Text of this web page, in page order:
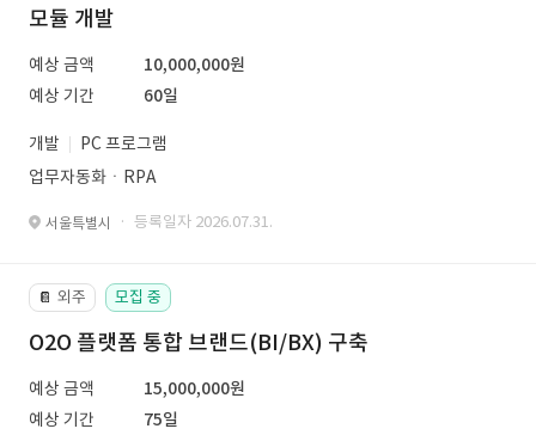
모듈 개발
예상 금액
10,000,000원
예상 기간
60일
개발
PC 프로그램
업무자동화ㆍRPA
서울특별시 · 등록일자 2026.07.31.
📔 외주 모집 중
O2O 플랫폼 통합 브랜드(BI/BX) 구축
예상 금액
15,000,000원
예상 기간
75일